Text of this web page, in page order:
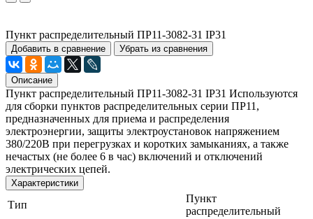
Пункт распределительный ПР11-3082-31 IP31
Добавить в сравнение Убрать из сравнения
Описание
Пункт распределительный ПР11-3082-31 IP31 Используются
для сборки пунктов распределительных серии ПР11,
предназначенных для приема и распределения
электроэнергии, защиты электроустановок напряжением
380/220В при перегрузках и коротких замыканиях, а также
нечастых (не более 6 в час) включений и отключений
электрических цепей.
Характеристики
Тип
Пункт
распределительный